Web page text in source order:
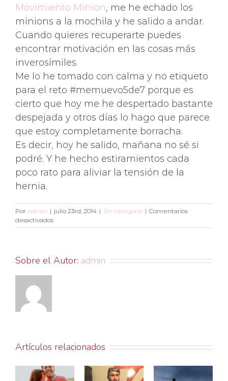
Movimiento Minion, me he echado los
minions a la mochila y he salido a andar.
Cuando quieres recuperarte puedes
encontrar motivación en las cosas más
inverosímiles.
Me lo he tomado con calma y no etiqueto
para el reto #memuevo5de7 porque es
cierto que hoy me he despertado bastante
despejada y otros días lo hago que parece
que estoy completamente borracha.
Es decir, hoy he salido, mañana no sé si
podré. Y he hecho estiramientos cada
poco rato para aliviar la tensión de la
hernia.
Por admin | julio 23rd, 2014 | Sin categoría | Comentarios
desactivadosen
Hoy
andar…
con
Sobre el Autor: admin
Artículos relacionados